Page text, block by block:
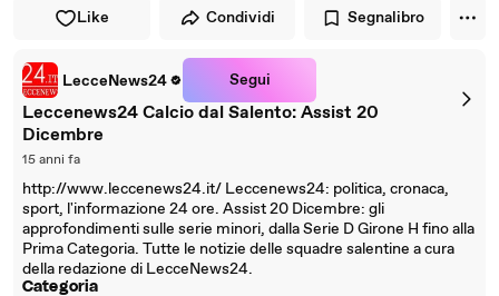
Like Condividi Segnalibro
LecceNews24 Segui
Leccenews24 Calcio dal Salento: Assist 20
Dicembre
15 anni fa
http://www.leccenews24.it/ Leccenews24: politica, cronaca,
sport, l'informazione 24 ore. Assist 20 Dicembre: gli
approfondimenti sulle serie minori, dalla Serie D Girone H fino alla
Prima Categoria. Tutte le notizie delle squadre salentine a cura
della redazione di LecceNews24.
Categoria